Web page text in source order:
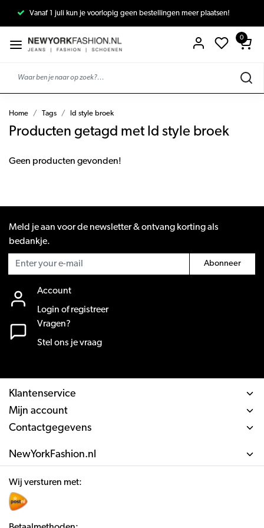
Vanaf 1 juli kun je voorlopig geen bestellingen meer plaatsen!
0
Home Tags ld style broek
Producten getagd met ld style broek
Geen producten gevonden!
Meld je aan voor de newsletter & ontvang korting als
bedankje.
Abonneer
Account
Login of registreer
Vragen?
Stel ons je vraag
Klantenservice
Mijn account
Contactgegevens
NewYorkFashion.nl
Wij versturen met: